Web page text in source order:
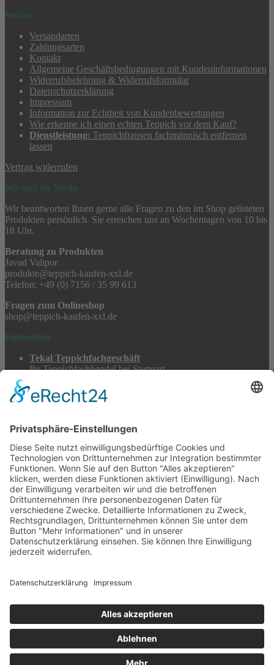
Service
Versandarten
Zahlungsarten
Kontakt
Allgemeine Geschäftsbedingungen mit Kundeninformationen
Widerrufsbelehrung & Widerrufsformular
Datenschutzerklärung
Impressum
Information zur Echtheit von Kundenbewertungen
Wie erkenne ich einen echten Teppich vor dem Kauf?
Dienstleistung: Teppichfransen fachmännisch entfernen
lassen
Vertrag widerrufen
Wir sind für Sie da
Wir beantworten Ihnen gerne alle Fragen zu den im Shop gelisteten
Produkten persönlich. Sie erreichen uns an Wochentagen von 10 bis
18 Uhr.
Beratung zu Produkten
Javad Valipor
produkte@teppich-kaufen-xxl.de
Telefon: +49 (0) 7156 / 35 99 613
Fragen zum Onlineshop
shop@teppich-kaufen-xxl.de
Partnerlinks
Tekal Teppichfachgeschäft
Ihr Teppichfachhandel bei Stuttgart
Teppichwäsche & -reparatur
Stadtmühle Waldenbuch
Feuerwerk XXL
Pyrotechnik online bestellen
© 2017-2026 · Tekal – Textile Lebensqualität| Einzelstücke mit
Charakter – Exklusive moderne Teppiche und handverlesene
Orientteppiche
Alle Preise inkl. der gesetzlichen MwSt. · Die durchgestrichenen Preise
entsprechen, sofern nicht anders angegeben, den bisherigen Preisen in
unserem Shop.
Cookie-Einstellungen
Suchen nach:
Sie sehen:Teppich Nepali Braun ca. 70 x 140 cm 295€